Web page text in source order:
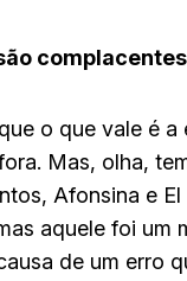
o que vale é
Mas, olha,
Afonsina e
aquele foi
de um erro